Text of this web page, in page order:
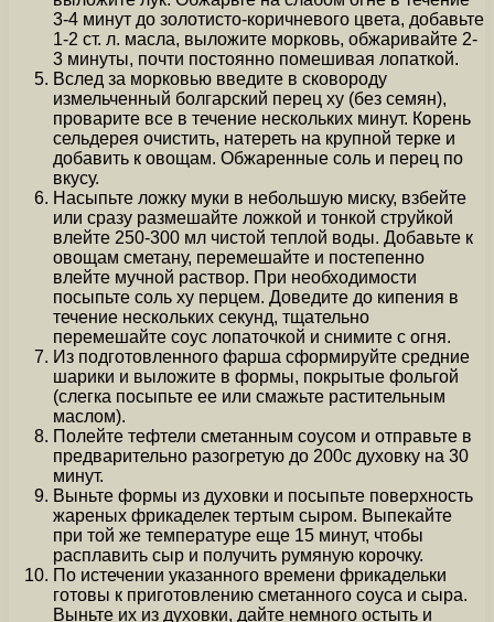
3-4 минут до золотисто-коричневого цвета, добавьте
1-2 ст. л. масла, выложите морковь, обжаривайте 2-
3 минуты, почти постоянно помешивая лопаткой.
Вслед за морковью введите в сковороду
измельченный болгарский перец ху (без семян),
проварите все в течение нескольких минут. Корень
сельдерея очистить, натереть на крупной терке и
добавить к овощам. Обжаренные соль и перец по
вкусу.
Насыпьте ложку муки в небольшую миску, взбейте
или сразу размешайте ложкой и тонкой струйкой
влейте 250-300 мл чистой теплой воды. Добавьте к
овощам сметану, перемешайте и постепенно
влейте мучной раствор. При необходимости
посыпьте соль ху перцем. Доведите до кипения в
течение нескольких секунд, тщательно
перемешайте соус лопаточкой и снимите с огня.
Из подготовленного фарша сформируйте средние
шарики и выложите в формы, покрытые фольгой
(слегка посыпьте ее или смажьте растительным
маслом).
Полейте тефтели сметанным соусом и отправьте в
предварительно разогретую до 200c духовку на 30
минут.
Выньте формы из духовки и посыпьте поверхность
жареных фрикаделек тертым сыром. Выпекайте
при той же температуре еще 15 минут, чтобы
расплавить сыр и получить румяную корочку.
По истечении указанного времени фрикадельки
готовы к приготовлению сметанного соуса и сыра.
Выньте их из духовки, дайте немного остыть и